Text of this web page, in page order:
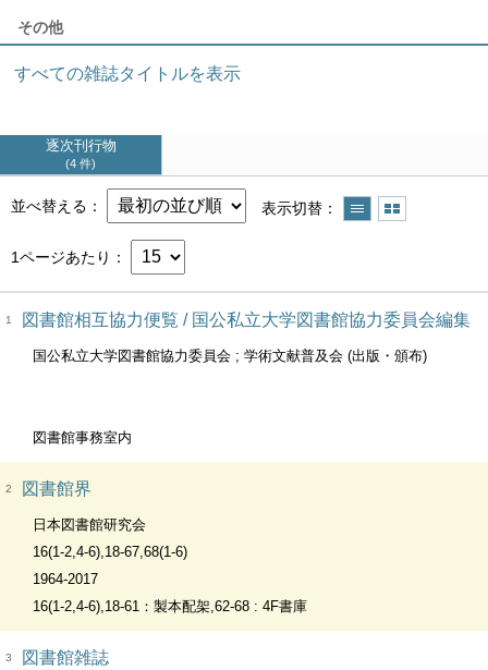
その他
すべての雑誌タイトルを表示
逐次刊行物
4 件
並べ替える 表示切替
1ページあたり
1 図書館相互協力便覧 / 国公私立大学図書館協力委員会編集
国公私立大学図書館協力委員会 ; 学術文献普及会 (出版・頒布)
図書館事務室内
2 図書館界
日本図書館研究会
16(1-2,4-6),18-67,68(1-6)
1964-2017
16(1-2,4-6),18-61：製本配架,62-68 : 4F書庫
3 図書館雑誌